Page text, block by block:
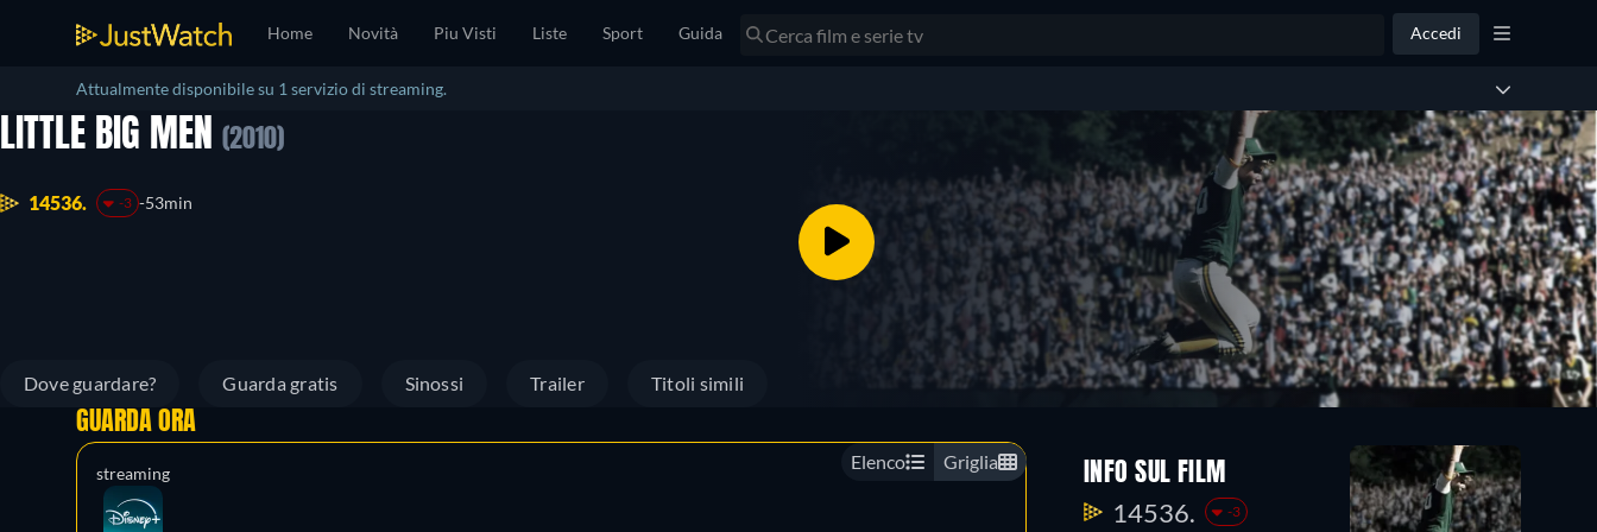
Home Novità Piu Visti Liste Sport Guida Accedi
Attualmente disponibile su 1 servizio di streaming.
LITTLE BIG MEN (2010)
14536. -3 53min
Dove guardare? Guarda gratis Sinossi Trailer Titoli simili
Elenco Griglia
GUARDA ORA
streaming INFO SUL FILM
14536. -3